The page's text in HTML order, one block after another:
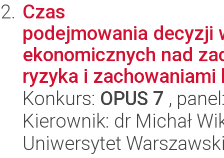
Czas
podejmowania decyzji
ekonomicznych nad
ryzyka i zachowaniami
Konkurs: OPUS 7 ,
Kierownik: dr Michał
Uniwersytet